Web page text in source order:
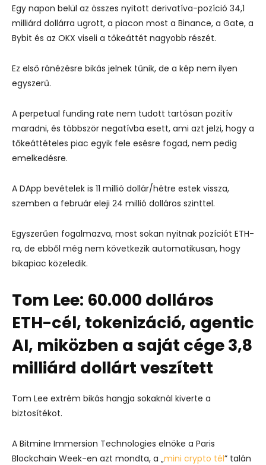
Egy napon belül az összes nyitott derivatíva-pozíció 34,1
milliárd dollárra ugrott, a piacon most a Binance, a Gate, a
Bybit és az OKX viseli a tőkeáttét nagyobb részét.
Ez első ránézésre bikás jelnek tűnik, de a kép nem ilyen
egyszerű.
A perpetual funding rate nem tudott tartósan pozitív
maradni, és többször negatívba esett, ami azt jelzi, hogy a
tőkeáttételes piac egyik fele esésre fogad, nem pedig
emelkedésre.
A DApp bevételek is 11 millió dollár/hétre estek vissza,
szemben a február eleji 24 millió dolláros szinttel.
Egyszerűen fogalmazva, most sokan nyitnak pozíciót ETH-
ra, de ebből még nem következik automatikusan, hogy
bikapiac közeledik.
Tom Lee: 60.000 dolláros
ETH-cél, tokenizáció, agentic
AI, miközben a saját cége 3,8
milliárd dollárt veszített
Tom Lee extrém bikás hangja sokaknál kiverte a
biztosítékot.
A Bitmine Immersion Technologies elnöke a Paris
Blockchain Week-en azt mondta, a „mini crypto tél” talán